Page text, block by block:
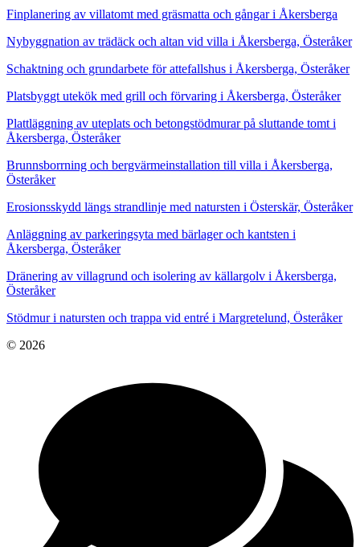
Finplanering av villatomt med gräsmatta och gångar i Åkersberga
Nybyggnation av trädäck och altan vid villa i Åkersberga, Österåker
Schaktning och grundarbete för attefallshus i Åkersberga, Österåker
Platsbyggt utekök med grill och förvaring i Åkersberga, Österåker
Plattläggning av uteplats och betongstödmurar på sluttande tomt i
Åkersberga, Österåker
Brunnsborrning och bergvärmeinstallation till villa i Åkersberga,
Österåker
Erosionsskydd längs strandlinje med natursten i Österskär, Österåker
Anläggning av parkeringsyta med bärlager och kantsten i
Åkersberga, Österåker
Dränering av villagrund och isolering av källargolv i Åkersberga,
Österåker
Stödmur i natursten och trappa vid entré i Margretelund, Österåker
© 2026